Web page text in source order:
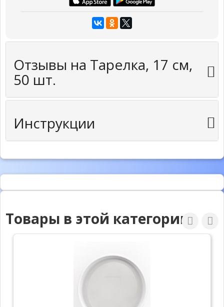
Отзывы на Тарелка, 17 см,
50 шт.
Инструкции
Товары в этой категории